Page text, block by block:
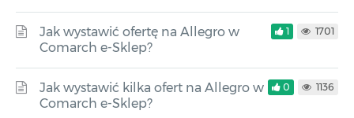
Jak wystawić ofertę na Allegro w
Comarch e-Sklep?
1 1701
Jak wystawić kilka ofert na Allegro w
Comarch e-Sklep?
0 1136